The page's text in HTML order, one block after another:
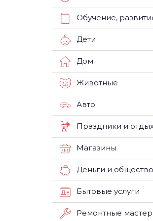
Обучение,
Дети
Дом
Животные
Авто
Праздники и
Магазины
Деньги и общество
Бытовые услуги
Ремонтные